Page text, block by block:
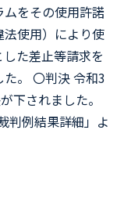
をその使用許諾
使用）により使
た差止等請求を
。 〇判決 令和3
下されました。
判例結果詳細」よ